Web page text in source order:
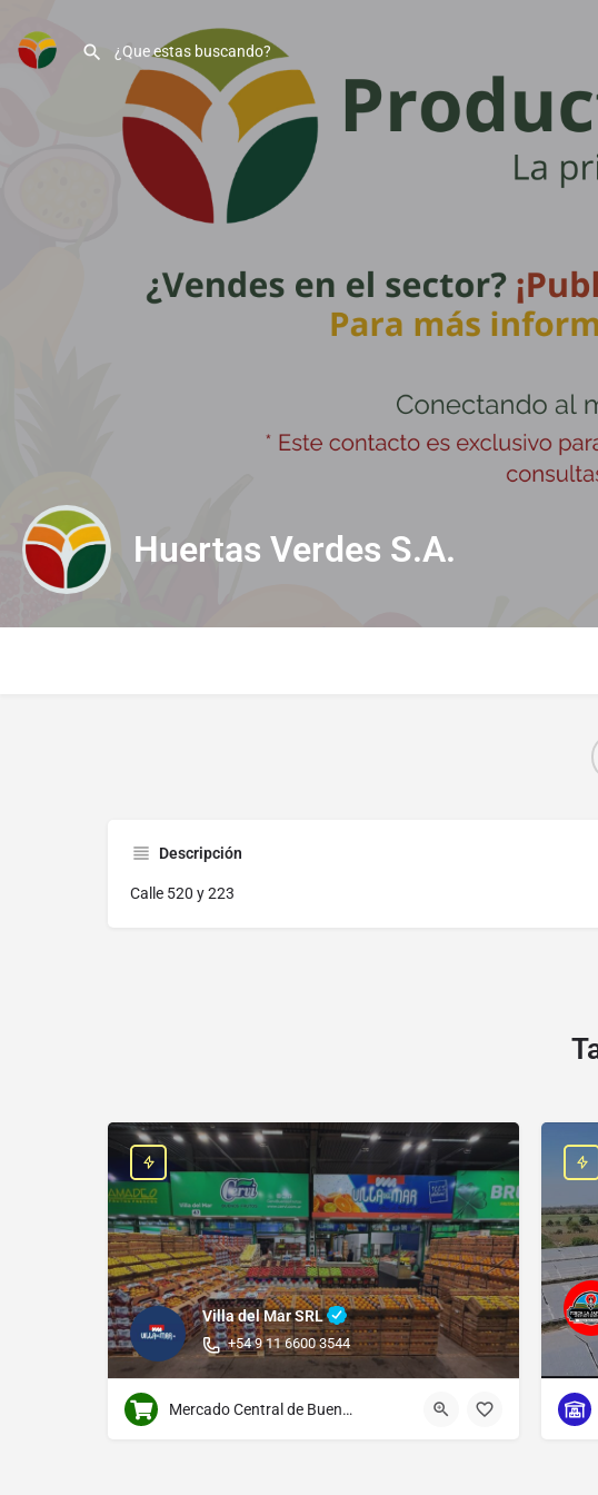
Huertas Verdes S.A.
Descripción
Calle 520 y 223
Villa del Mar SRL
+54 9 11 6600 3544
Mercado Central de Buenos Aires